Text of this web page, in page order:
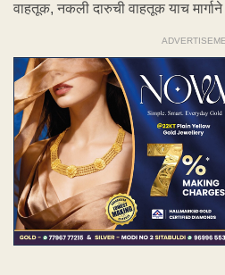
वाहतूक, नकली दारुची वाहतूक याच